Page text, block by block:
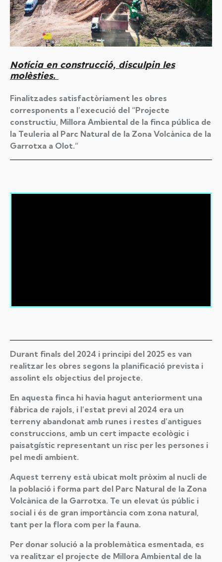
Notícia en construcció, disculpin les
molèsties.
Finalitzades satisfactòriament les obres
corresponents a l’execució del “Projecte
constructiu, Millora Ambiental de la finca pública de
la Teuleria al Parc Natural de la Zona Volcànica de la
Garrotxa a Olot.”
Durant finals del 2024 i principi del 2025 es van
realitzar les obres segons la planificació prevista i
assolint els objectius del projecte.
En aquesta finca hi havia hagut anteriorment una
fàbrica de rajols, i l’estat previ al 2024 era un
terreny abandonat amb runes i restes d’antigues
construccions, amb un cert impacte ecològic i
paisatgístic representant un risc per les persones i
pel medi ambient.
Aquest terreny està ubicat molt pròxim al nucli de
la població i forma part del Parc Natural de la Zona
Volcànica de la Garrotxa. Te un elevat ús públic i
social i és de gran importància com zona natural,
tant per la flora com per la fauna.
Per donar solució a la problemàtica esmentada, es
va realitzar el projecte de Millora Ambiental de la